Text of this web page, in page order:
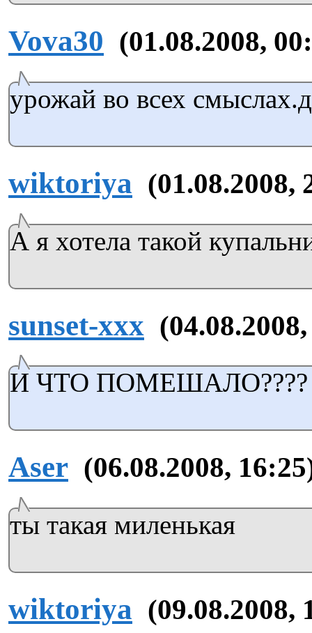
Vova30 (01.08.2008,
урожай во всех
wiktoriya (01.08.2008,
А я хотела такой
sunset-xxx
И ЧТО ПОМЕШАЛО????
Aser (06.08.2008,
ты такая миленькая
wiktoriya (09.08.2008,